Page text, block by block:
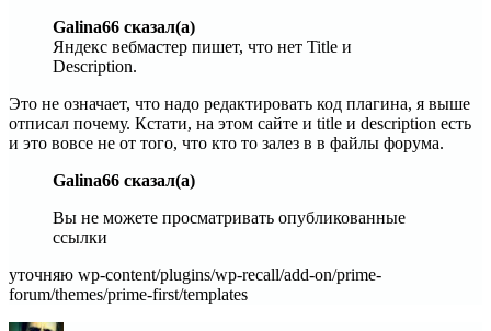
Galina66 сказал(а)
Яндекс вебмастер пишет, что нет Title и
Description.
Это не означает, что надо редактировать код плагина, я выше
отписал почему. Кстати, на этом сайте и title и description есть
и это вовсе не от того, что кто то залез в в файлы форума.
Galina66 сказал(а)
Вы не можете просматривать опубликованные
ссылки
уточняю wp-content/plugins/wp-recall/add-on/prime-
forum/themes/prime-first/templates